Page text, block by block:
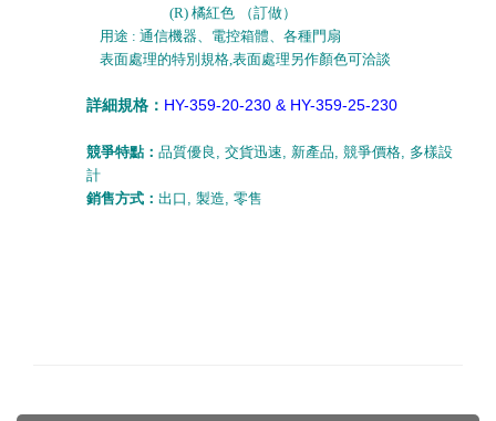
(R) 橘紅色
（訂做）
用途 : 通信機器、電控箱體、各種門扇
表面處理的特別規格,表面處理另作顏色可洽談
詳細規格： HY-359-20-230 & HY-359-25-230
競爭特點： 品質優良 , 交貨迅速, 新產品, 競爭價格, 多樣設
計
銷售方式： 出口 , 製造, 零售